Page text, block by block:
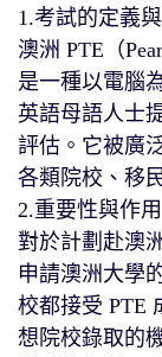
1.考試的定義
澳洲 PTE（
是一種以電腦
英語母語人士
評估。它被廣
各類院校、移
2.重要性與作用
對於計劃赴澳
申請澳洲大學
校都接受 PTE
想院校錄取的